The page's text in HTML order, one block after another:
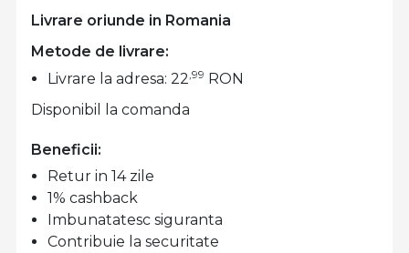
Livrare oriunde in Romania
Metode de livrare:
Livrare la adresa: 22,99 RON
Disponibil la comanda
Beneficii:
Retur in 14 zile
1% cashback
Imbunatatesc siguranta
Contribuie la securitate